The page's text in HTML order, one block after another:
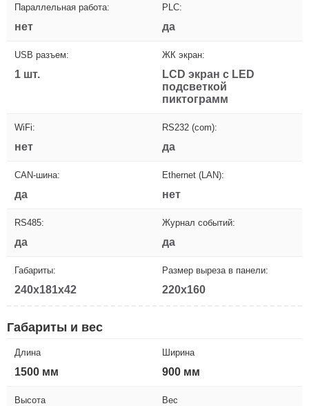
Параллельная работа:
нет
PLC:
да
USB разъем:
1 шт.
ЖК экран:
LCD экран с LED
подсветкой
пиктограмм
WiFi:
нет
RS232 (com):
да
CAN-шина:
да
Ethernet (LAN):
нет
RS485:
да
Журнал событий:
да
Габариты:
240x181x42
Размер выреза в панели:
220x160
Габариты и вес
Длина
1500 мм
Ширина
900 мм
Высота Вес